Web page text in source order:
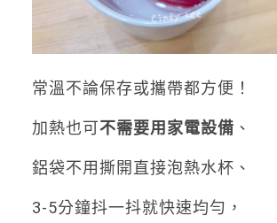
常溫不論保存或攜帶都方便 ！
加熱也可不需要用家電設備 、
鋁袋不用撕開直接泡熱水杯、
3-5分鐘抖一抖就快速均勻，